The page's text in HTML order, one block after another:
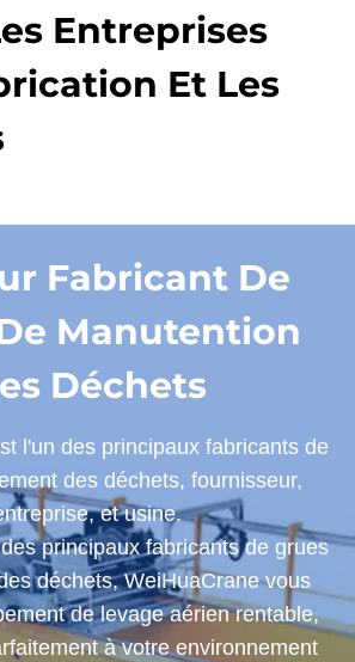
Entreprises
Et Les
Fabricant De
Manutention
Déchets
l'un des principaux fabricants de
des déchets, fournisseur,
et usine.
principaux fabricants de grues
déchets, WeiHuaCrane vous
de levage aérien rentable,
à votre environnement